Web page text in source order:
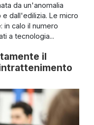
da un'anomalia
dall'edilizia. Le micro
in calo il numero
a tecnologia...
il